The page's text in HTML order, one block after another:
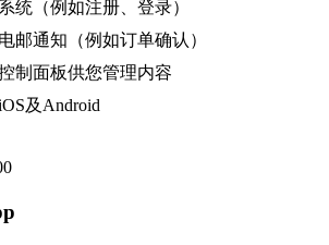
统（例如注册、登录）
邮通知（例如订单确认）
制面板供您管理内容
及Android